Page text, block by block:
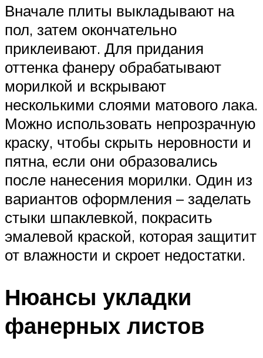
Вначале плиты выкладывают на
пол, затем окончательно
приклеивают. Для придания
оттенка фанеру обрабатывают
морилкой и вскрывают
несколькими слоями матового лака.
Можно использовать непрозрачную
краску, чтобы скрыть неровности и
пятна, если они образовались
после нанесения морилки. Один из
вариантов оформления – заделать
стыки шпаклевкой, покрасить
эмалевой краской, которая защитит
от влажности и скроет недостатки.
Нюансы укладки
фанерных листов